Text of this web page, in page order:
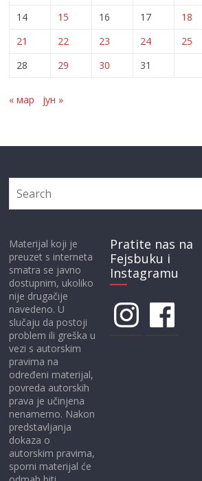
14
15 16 17 18
21
22 23 24 25
28
29 30 31
« мар јун »
Materijal koji je
preuzet s interneta
smatra se javno
dostupnim, ukoliko
nije drugačije
navedeno. U
slučaju da postoji
problem ili greška u
vezi s autorskim
pravima na
određeni materijal,
povreda autorskih
prava je učinjena
nenamerno. Nakon
predstavljanja
dokaza o
autorskim pravima,
sporni materijal će
Pratite nas na
Fejsbuku i
Instagramu
InstagramFacebook